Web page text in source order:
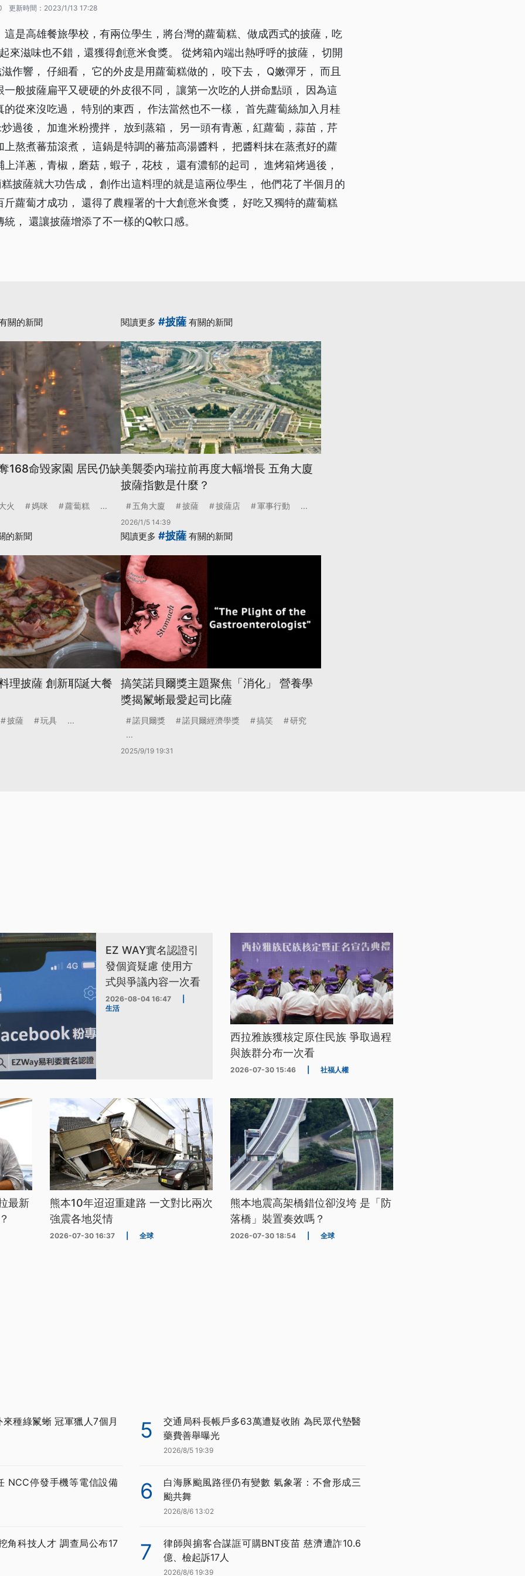
更新時間： 2023/1/13 17:28
這是高雄餐旅學校，有兩位學生，將台灣的蘿蔔糕、做成西式的披薩，吃
來滋味也不錯，還獲得創意米食獎。 從烤箱內端出熱呼呼的披薩， 切開
作響， 仔細看， 它的外皮是用蘿蔔糕做的， 咬下去， Q嫩彈牙， 而且
一般披薩扁平又硬硬的外皮很不同， 讓第一次吃的人拼命點頭， 因為這
的從來沒吃過， 特別的東西， 作法當然也不一樣， 首先蘿蔔絲加入月桂
過後， 加進米粉攪拌， 放到蒸箱， 另一頭有青蔥，紅蘿蔔，蒜苗，芹
上熬煮蕃茄滾煮， 這鍋是特調的蕃茄高湯醬料， 把醬料抹在蒸煮好的蘿
洋蔥，青椒，磨菇，蝦子，花枝， 還有濃郁的起司， 進烤箱烤過後，
披薩就大功告成， 創作出這料理的就是這兩位學生， 他們花了半個月的
斤蘿蔔才成功， 還得了農糧署的十大創意米食獎， 好吃又獨特的蘿蔔糕
， 還讓披薩增添了不一樣的Q軟口感。
關的新聞
168命毀家園 居民仍缺
火 媽咪 蘿蔔糕 ...
閱讀更多 #披薩 有關的新聞
美襲委內瑞拉前再度大幅增長 五角大廈
披薩指數是什麼？
五角大廈 披薩 披薩店 軍事行動 ...
2026/1/5 14:39
的新聞
理披薩 創新耶誕大餐
披薩 玩具 ...
閱讀更多 #披薩 有關的新聞
搞笑諾貝爾獎主題聚焦「消化」 營養學
獎揭鬣蜥最愛起司比薩
諾貝爾獎 諾貝爾經濟學獎 搞笑
研究
...
2025/9/19 19:31
EZ WAY實名認證引
發個資疑慮 使用方
式與爭議內容一次看
2026-08-04 16:47
生活
西拉雅族獲核定原住民族 爭取過程
與族群分布一次看
2026-07-30 15:46 社福人權
最新
熊本10年迢迢重建路 一文對比兩次
強震各地災情
2026-07-30 16:37 全球
熊本地震高架橋錯位卻沒垮 是「防
落橋」裝置奏效嗎？
2026-07-30 18:54 全球
種綠鬣蜥 冠軍獵人7個月
NCC停發手機等電信設備
角科技人才 調查局公布17
5
交通局科長帳戶多63萬遭疑收賄 為民眾代墊醫
藥費善舉曝光
2026/8/5 19:39
6
白海豚颱風路徑仍有變數 氣象署：不會形成三
颱共舞
2026/8/6 13:02
7
律師與掮客合謀誆可購BNT疫苗 慈濟遭詐10.6
億、檢起訴17人
2026/8/6 19:39